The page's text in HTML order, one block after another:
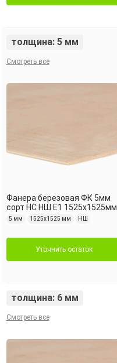
толщина: 5 мм
Смотреть все
Фанера березовая ФК 5мм
сорт НС НШ Е1 1525х1525мм
5 мм 1525х1525 мм НШ
Уточнить остаток
толщина: 6 мм
Смотреть все